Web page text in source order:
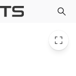
GE WR01X10057 Refrigerator Screw 878784 AH283507 EA283507 PS283507 WR1X10057